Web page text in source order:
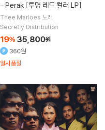
- Perak [투명 레드 컬러 LP]
Thee Marloes 노래
Secretly Distribution
19% 35,800원
360원
일시품절